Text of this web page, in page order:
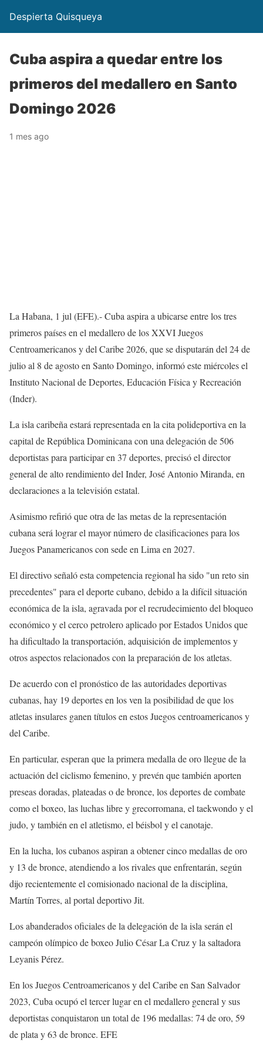
Despierta Quisqueya
Cuba aspira a quedar entre los
primeros del medallero en Santo
Domingo 2026
1 mes ago
La Habana, 1 jul (EFE).- Cuba aspira a ubicarse entre los tres
primeros países en el medallero de los XXVI Juegos
Centroamericanos y del Caribe 2026, que se disputarán del 24 de
julio al 8 de agosto en Santo Domingo, informó este miércoles el
Instituto Nacional de Deportes, Educación Física y Recreación
(Inder).
La isla caribeña estará representada en la cita polideportiva en la
capital de República Dominicana con una delegación de 506
deportistas para participar en 37 deportes, precisó el director
general de alto rendimiento del Inder, José Antonio Miranda, en
declaraciones a la televisión estatal.
Asimismo refirió que otra de las metas de la representación
cubana será lograr el mayor número de clasificaciones para los
Juegos Panamericanos con sede en Lima en 2027.
El directivo señaló esta competencia regional ha sido "un reto sin
precedentes" para el deporte cubano, debido a la difícil situación
económica de la isla, agravada por el recrudecimiento del bloqueo
económico y el cerco petrolero aplicado por Estados Unidos que
ha dificultado la transportación, adquisición de implementos y
otros aspectos relacionados con la preparación de los atletas.
De acuerdo con el pronóstico de las autoridades deportivas
cubanas, hay 19 deportes en los ven la posibilidad de que los
atletas insulares ganen títulos en estos Juegos centroamericanos y
del Caribe.
En particular, esperan que la primera medalla de oro llegue de la
actuación del ciclismo femenino, y prevén que también aporten
preseas doradas, plateadas o de bronce, los deportes de combate
como el boxeo, las luchas libre y grecorromana, el taekwondo y el
judo, y también en el atletismo, el béisbol y el canotaje.
En la lucha, los cubanos aspiran a obtener cinco medallas de oro
y 13 de bronce, atendiendo a los rivales que enfrentarán, según
dijo recientemente el comisionado nacional de la disciplina,
Martín Torres, al portal deportivo Jit.
Los abanderados oficiales de la delegación de la isla serán el
campeón olímpico de boxeo Julio César La Cruz y la saltadora
Leyanis Pérez.
En los Juegos Centroamericanos y del Caribe en San Salvador
2023, Cuba ocupó el tercer lugar en el medallero general y sus
deportistas conquistaron un total de 196 medallas: 74 de oro, 59
de plata y 63 de bronce. EFE